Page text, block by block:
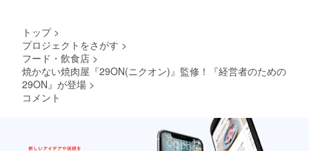
ます。
■21:00
謀
BAR』
として
酌のお
つまみ
肉コー
ス(3000
更でき
FIREで
会員に
なられ
た会員
ます。
・お店
完全1部
制の営
業とな
トップ >
プロジェクトをさがす >
フード・飲食店 >
焼かない焼肉屋『29ON(ニクオン)』監修！『経営者のための
29ON』が登場 >
コメント